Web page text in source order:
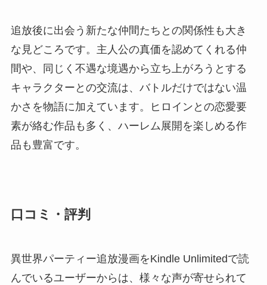
追放後に出会う新たな仲間たちとの関係性も大き
な見どころです。主人公の真価を認めてくれる仲
間や、同じく不遇な境遇から立ち上がろうとする
キャラクターとの交流は、バトルだけではない温
かさを物語に加えています。ヒロインとの恋愛要
素が絡む作品も多く、ハーレム展開を楽しめる作
品も豊富です。
口コミ・評判
異世界パーティー追放漫画をKindle Unlimitedで読
んでいるユーザーからは、様々な声が寄せられて